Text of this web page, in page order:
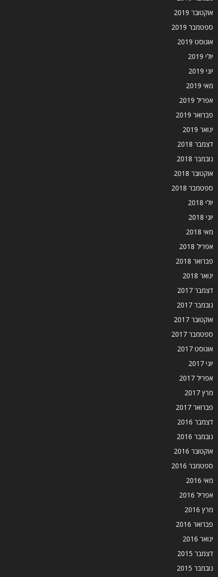
אוקטובר 2019
ספטמבר 2019
אוגוסט 2019
יולי 2019
יוני 2019
מאי 2019
אפריל 2019
פברואר 2019
ינואר 2019
דצמבר 2018
נובמבר 2018
אוקטובר 2018
ספטמבר 2018
יולי 2018
יוני 2018
מאי 2018
אפריל 2018
פברואר 2018
ינואר 2018
דצמבר 2017
נובמבר 2017
אוקטובר 2017
ספטמבר 2017
אוגוסט 2017
יוני 2017
אפריל 2017
מרץ 2017
פברואר 2017
דצמבר 2016
נובמבר 2016
אוקטובר 2016
ספטמבר 2016
מאי 2016
אפריל 2016
מרץ 2016
פברואר 2016
ינואר 2016
דצמבר 2015
נובמבר 2015